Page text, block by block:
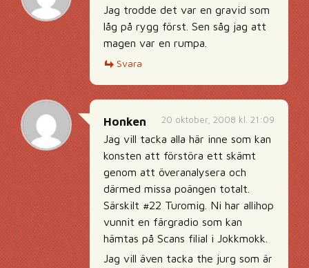
Jag trodde det var en gravid som
låg på rygg först. Sen såg jag att
magen var en rumpa.
Svara
20 oktober, 2008 kl. 21:09
Honken
Jag vill tacka alla här inne som kan
konsten att förstöra ett skämt
genom att överanalysera och
därmed missa poängen totalt.
Särskilt #22 Turomig. Ni har allihop
vunnit en färgradio som kan
hämtas på Scans filial i Jokkmokk.
Jag vill även tacka the jurg som är